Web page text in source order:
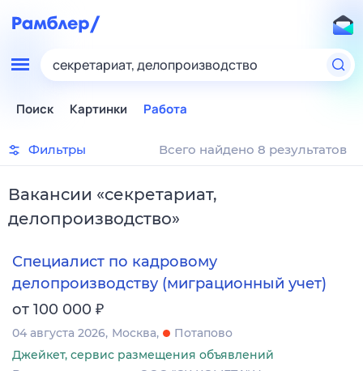
секретариат, делопроизводство
Поиск Картинки Работа
Фильтры Всего найдено 8 результатов
Вакансии «секретариат,
делопроизводство»
Специалист по кадровому
делопроизводству (миграционный учет)
от 100 000 ₽
04 августа 2026 Москва
Потапово
Джейкет, сервис размещения объявлений